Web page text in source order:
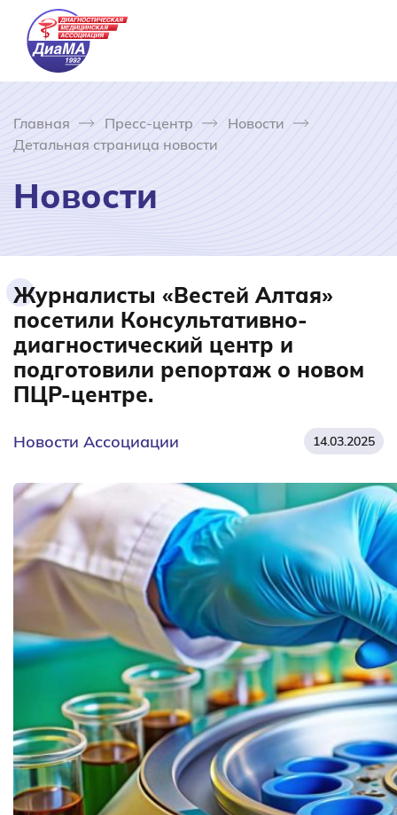
Главная Пресс-центр
Новости
Детальная страница новости
Новости
Журналисты «Вестей Алтая»
посетили Консультативно-
диагностический центр и
подготовили репортаж о новом
ПЦР-центре.
Новости Ассоциации 14.03.2025